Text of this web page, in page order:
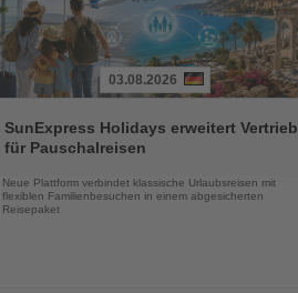
Sie
die
03.08.2026
SunExpress Holidays erweitert Vertrieb
für Pauschalreisen
Neue Plattform verbindet klassische Urlaubsreisen mit
flexiblen Familienbesuchen in einem abgesicherten
Reisepaket